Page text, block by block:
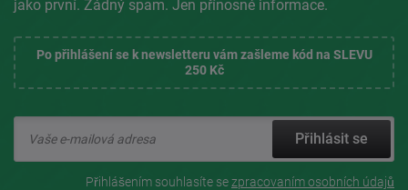
jako první. Žádný spam. Jen přínosné informace.
Po přihlášení se k newsletteru vám zašleme kód na SLEVU
250 Kč
Přihlásit se
Přihlášením souhlasíte sezpracovaním osobních údajů